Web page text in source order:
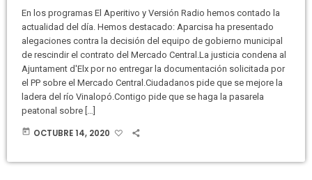
En los programas El Aperitivo y Versión Radio hemos contado la
actualidad del día. Hemos destacado: Aparcisa ha presentado
alegaciones contra la decisión del equipo de gobierno municipal
de rescindir el contrato del Mercado Central.La justicia condena al
Ajuntament d'Elx por no entregar la documentación solicitada por
el PP sobre el Mercado Central.Ciudadanos pide que se mejore la
ladera del río Vinalopó.Contigo pide que se haga la pasarela
peatonal sobre […]
today OCTUBRE 14, 2020